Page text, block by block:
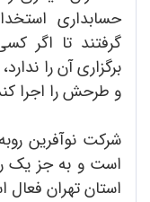
حسابداری
گرفتند تا اگر
برگزاری آن را
و طرحش را اجرا
شرکت نوآفرین
است و به جز یک
استان تهران